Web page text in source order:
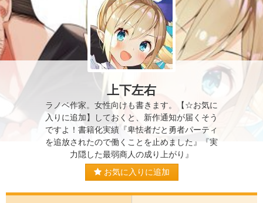
上下左右
ラノベ作家。女性向けも書きます。【☆お気に
入りに追加】しておくと、新作通知が届くそう
ですよ！書籍化実績『卑怯者だと勇者パーティ
を追放されたので働くことを止めました』『実
力隠した最弱商人の成り上がり』
お気に入りに追加